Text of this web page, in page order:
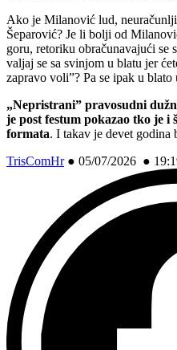
Ako je Milanović lud,
Šeparović? Je li bolji od
goru, retoriku obračunavajući se
valjaj se sa svinjom u blatu jer
zapravo voli”? Pa se ipak u
„Nepristrani” pravosudni
je post festum pokazao tko je
formata. I takav je devet godina
TrisComHr● 05/07/2026 ●